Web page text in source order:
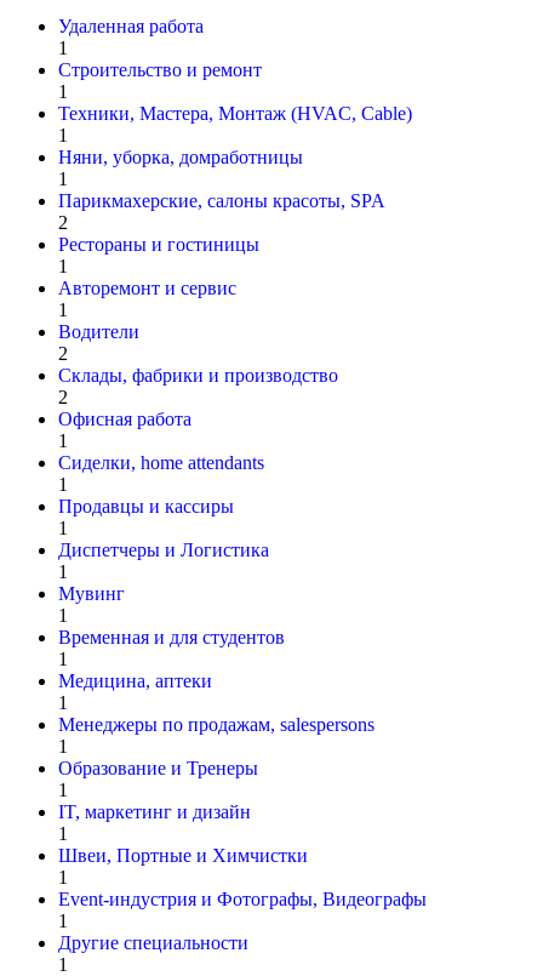
Удаленная работа
1
Строительство и ремонт
1
Техники, Мастера, Монтаж (HVAC, Cable)
1
Няни, уборка, домработницы
1
Парикмахерские, салоны красоты, SPA
2
Рестораны и гостиницы
1
Авторемонт и cервис
1
Водители
2
Склады, фабрики и производство
2
Офисная работа
1
Сиделки, home attendants
1
Продавцы и кассиры
1
Диспетчеры и Логистика
1
Мувинг
1
Временная и для студентов
1
Медицина, аптеки
1
Менеджеры по продажам, salespersons
1
Образование и Тренеры
1
IT, маркетинг и дизайн
1
Швеи, Портные и Химчистки
1
Event-индустрия и Фотографы, Видеографы
1
Другие специальности
1